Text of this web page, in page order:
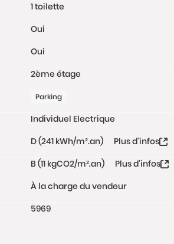
1 toilette
Oui
Oui
2ème étage
Parking
Individuel Electrique
D (241 kWh/m².an)
Plus d'infos
B (11 kgCO2/m².an)
Plus d'infos
À la charge du vendeur
5969